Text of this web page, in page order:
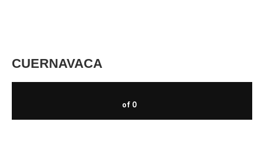
CUERNAVACA
of 0